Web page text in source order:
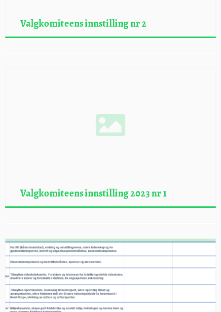
Valgkomiteens innstilling nr 2
Valgkomiteens innstilling 2023 nr 1